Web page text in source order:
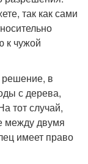
так как сами
к чужой
решение, в
с дерева,
тот случай,
между двумя
имеет право